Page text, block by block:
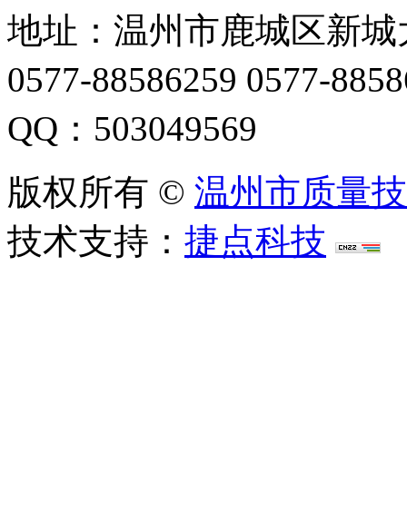
地址：温州市鹿城区新
0577-88586259 0577-
QQ：503049569
版权所有 © 温州市质量
技术支持： 捷点科技